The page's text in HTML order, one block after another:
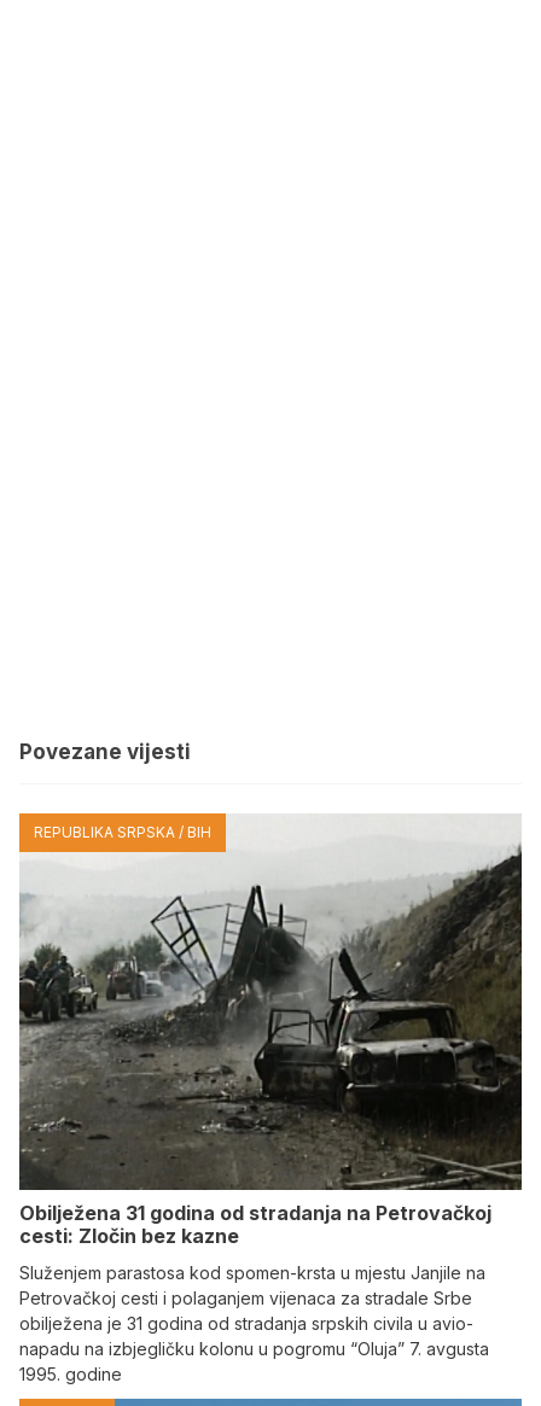
Povezane vijesti
REPUBLIKA SRPSKA / BIH
Obilježena 31 godina od stradanja na Petrovačkoj
cesti: Zločin bez kazne
Služenjem parastosa kod spomen-krsta u mjestu Janjile na
Petrovačkoj cesti i polaganjem vijenaca za stradale Srbe
obilježena je 31 godina od stradanja srpskih civila u avio-
napadu na izbjegličku kolonu u pogromu “Oluja” 7. avgusta
1995. godine